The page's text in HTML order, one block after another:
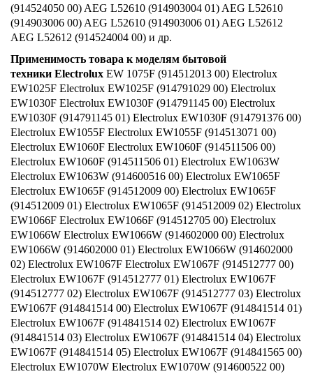
(914524050 00) AEG L52610 (914903004 01) AEG L52610
(914903006 00) AEG L52610 (914903006 01) AEG L52612
AEG L52612 (914524004 00) и др.
Применимость товара к моделям бытовой
техники Electrolux EW 1075F (914512013 00) Electrolux
EW1025F Electrolux EW1025F (914791029 00) Electrolux
EW1030F Electrolux EW1030F (914791145 00) Electrolux
EW1030F (914791145 01) Electrolux EW1030F (914791376 00)
Electrolux EW1055F Electrolux EW1055F (914513071 00)
Electrolux EW1060F Electrolux EW1060F (914511506 00)
Electrolux EW1060F (914511506 01) Electrolux EW1063W
Electrolux EW1063W (914600516 00) Electrolux EW1065F
Electrolux EW1065F (914512009 00) Electrolux EW1065F
(914512009 01) Electrolux EW1065F (914512009 02) Electrolux
EW1066F Electrolux EW1066F (914512705 00) Electrolux
EW1066W Electrolux EW1066W (914602000 00) Electrolux
EW1066W (914602000 01) Electrolux EW1066W (914602000
02) Electrolux EW1067F Electrolux EW1067F (914512777 00)
Electrolux EW1067F (914512777 01) Electrolux EW1067F
(914512777 02) Electrolux EW1067F (914512777 03) Electrolux
EW1067F (914841514 00) Electrolux EW1067F (914841514 01)
Electrolux EW1067F (914841514 02) Electrolux EW1067F
(914841514 03) Electrolux EW1067F (914841514 04) Electrolux
EW1067F (914841514 05) Electrolux EW1067F (914841565 00)
Electrolux EW1070W Electrolux EW1070W (914600522 00)